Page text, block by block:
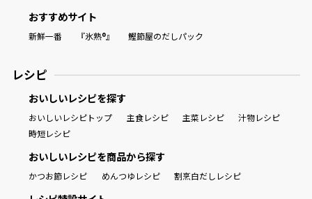
おすすめサイト
新鮮一番 『氷熟®』 鰹節屋のだしパック
レシピ
おいしいレシピを探す
おいしいレシピトップ 主食レシピ 主菜レシピ
汁物レシピ
時短レシピ
おいしいレシピを商品から探す
かつお節レシピ めんつゆレシピ 割烹白だしレシピ